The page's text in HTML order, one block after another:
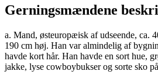
Gerningsmændene
a. Mand, østeuropæisk af udseende, ca.
190 cm høj. Han var almindelig af
havde kort hår. Han havde en sort hue,
jakke, lyse cowboybukser og sorte sko